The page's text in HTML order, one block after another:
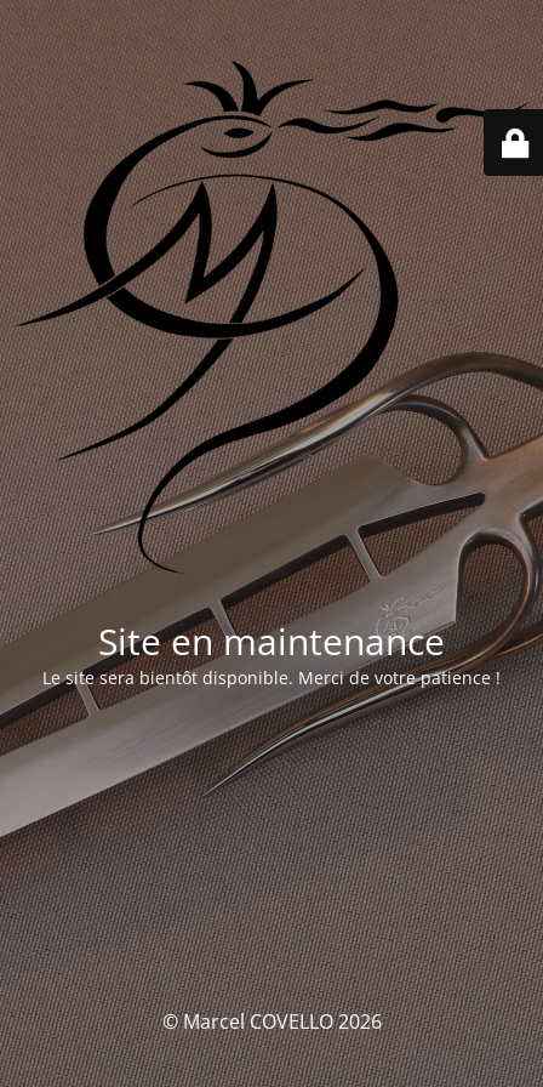
Site en maintenance
Le site sera bientôt disponible. Merci de votre patience !
© Marcel COVELLO 2026